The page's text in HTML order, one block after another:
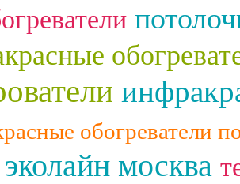
обогреватели
эколайн москва